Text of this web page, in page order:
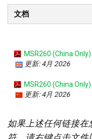
文档
MSR260 (China
更新: 4月 2026
MSR260 (China
更新: 4月 2026
如果上述任何链接